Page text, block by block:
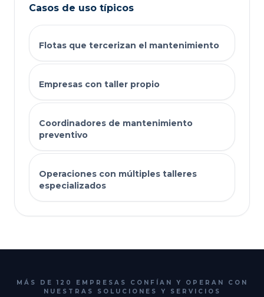
Casos de uso típicos
Flotas que tercerizan el mantenimiento
Empresas con taller propio
Coordinadores de mantenimiento
preventivo
Operaciones con múltiples talleres
especializados
MÁS DE 120 EMPRESAS CONFÍAN Y OPERAN CON
NUESTRAS SOLUCIONES Y SERVICIOS